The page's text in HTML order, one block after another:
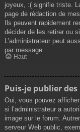
joyeux, :( signifie triste.
page de rédaction de
Ils peuvent rapidement
décider de les retirer ou
L’administrateur peut
par message.
Haut
Puis-je publier des
Oui, vous pouvez
si l’administrateur a
image sur le forum.
serveur Web public,